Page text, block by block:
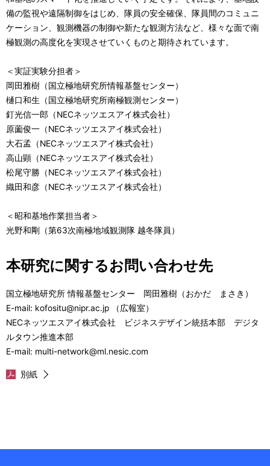
備の監視や遠隔制御をはじめ、隊員の安全確保、隊員間のコミュニ
ケーション、観測機器の制御や新たな観測方法など、様々な面で南
極観測の高度化を実現させていくものと期待されています。
＜実証実験分担者＞
岡田雅樹（国立極地研究所情報基盤センター）
樋口和生（国立極地研究所南極観測センター）
釘光信一郎（NECネッツエスアイ株式会社）
原薗俊一（NECネッツエスアイ株式会社）
大石孟（NECネッツエスアイ株式会社）
高山顕（NECネッツエスアイ株式会社）
松尾守勝（NECネッツエスアイ株式会社）
織田和彦（NECネッツエスアイ株式会社）
＜昭和基地作業担当者＞
光野和剛（第63次南極地域観測隊 越冬隊員）
本研究に関するお問い合わせ先
国立極地研究所 情報基盤センター 岡田雅樹（おかだ まさき）
E-mail: kofositu@nipr.ac.jp （広報室）
NECネッツエスアイ株式会社 ビジネスデザイン統括本部 デジタ
ルタウン推進本部
E-mail: multi-network@ml.nesic.com
別紙